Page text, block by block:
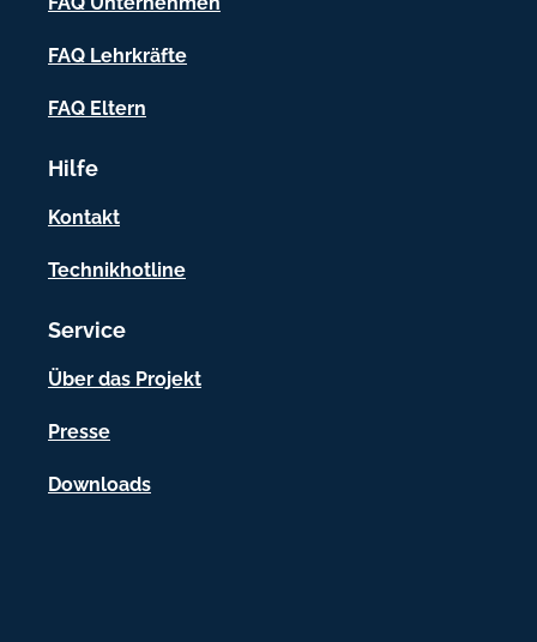
FAQ Lehrkräfte
FAQ Eltern
Hilfe
Kontakt
Technikhotline
Service
Über das Projekt
Presse
Downloads